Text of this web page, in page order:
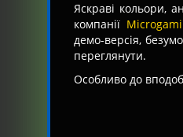
Яскраві кольори,
компанії
демо-версія,
переглянути.
Особливо до